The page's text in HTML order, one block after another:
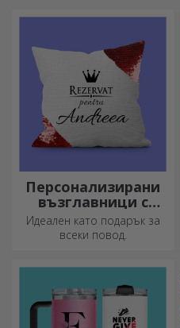
Персонализирани
възглавници с
пайети
Идеален като подарък за
всеки повод.